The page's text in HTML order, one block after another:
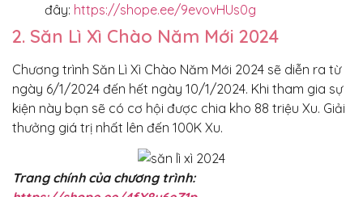
đây: https://shope.ee/9evovHUs0g
2. Săn Lì Xì Chào Năm Mới 2024
Chương trình Săn Lì Xì Chào Năm Mới 2024 sẽ diễn ra từ
ngày 6/1/2024 đến hết ngày 10/1/2024. Khi tham gia sự
kiện này bạn sẽ có cơ hội được chia kho 88 triệu Xu. Giải
thưởng giá trị nhất lên đến 100K Xu.
Trang chính của chương trình: